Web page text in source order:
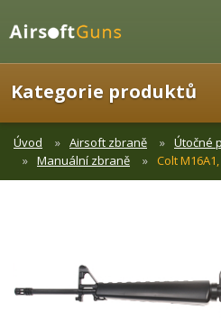
Kategorie produktů
Úvod Airsoft zbraně
Útočné
Manuální zbraně
Colt